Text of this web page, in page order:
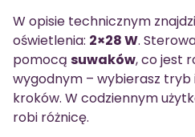
W opisie technicznym
oświetlenia: 2×28 W.
pomocą suwaków, co jest
wygodnym – wybierasz tryb
kroków. W codziennym
robi różnicę.